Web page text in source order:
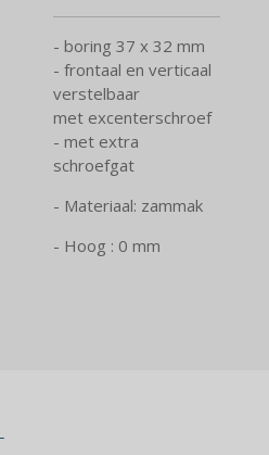
- boring 37 x 32 mm
- frontaal en verticaal
verstelbaar
met excenterschroef
- met extra
schroefgat
- Materiaal: zammak
- Hoog : 0 mm